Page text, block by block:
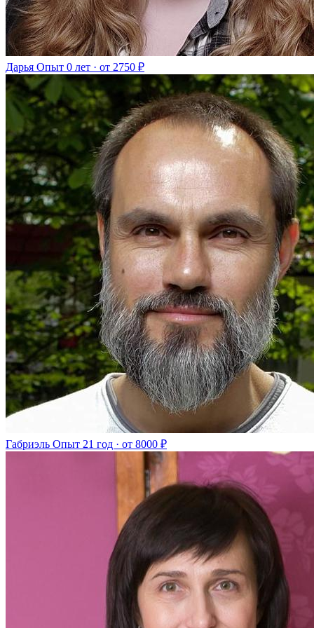
Дарья Опыт 0 лет · от 2750 ₽
Габриэль Опыт 21 год · от 8000 ₽